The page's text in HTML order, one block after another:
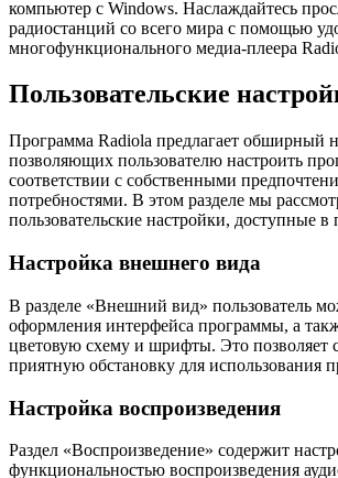
компьютер с Windows. Наслаждайтесь
радиостанций со всего мира с помощью
многофункционального медиа-плеера
Пользовательские
Программа Radiola предлагает обширный
позволяющих пользователю настроить
соответствии с собственными
потребностями. В этом разделе мы
пользовательские настройки, доступные
Настройка внешнего вида
В разделе «Внешний вид» пользователь
оформления интерфейса программы, а
цветовую схему и шрифты. Это позволяет
приятную обстановку для использования
Настройка воспроизведения
Раздел «Воспроизведение» содержит
функциональностью воспроизведения